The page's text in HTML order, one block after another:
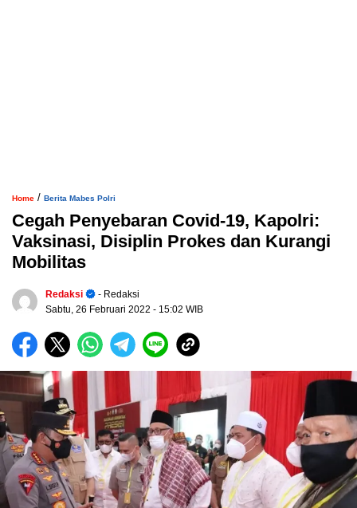
Home / Berita Mabes Polri
Cegah Penyebaran Covid-19, Kapolri:
Vaksinasi, Disiplin Prokes dan Kurangi
Mobilitas
Redaksi
- Redaksi
Sabtu, 26 Februari 2022 - 15:02 WIB